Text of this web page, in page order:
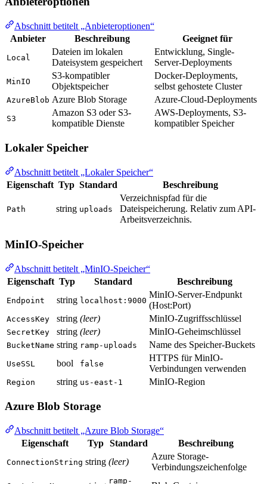
Abschnitt betitelt „Anbieteroptionen“
Anbieter
Beschreibung Geeignet für
Local
Dateien im lokalen
Dateisystem gespeichert
Entwicklung, Single-
Server-Deployments
MinIO
S3-kompatibler
Objektspeicher
Docker-Deployments,
selbst gehostete Cluster
AzureBlob Azure Blob Storage Azure-Cloud-Deployments
S3
Amazon S3 oder S3-
kompatible Dienste
AWS-Deployments, S3-
kompatibler Speicher
Lokaler Speicher
Abschnitt betitelt „Lokaler Speicher“
Eigenschaft Typ Standard Beschreibung
Path string uploads
Verzeichnispfad für die
Dateispeicherung. Relativ zum API-
Arbeitsverzeichnis.
MinIO-Speicher
Abschnitt betitelt „MinIO-Speicher“
Eigenschaft Typ Standard Beschreibung
Endpoint string localhost:9000
MinIO-Server-Endpunkt
(Host:Port)
AccessKey string (leer) MinIO-Zugriffsschlüssel
SecretKey string (leer) MinIO-Geheimschlüssel
BucketName string ramp-uploads Name des Speicher-Buckets
UseSSL bool false
HTTPS für MinIO-
Verbindungen verwenden
Region string us-east-1 MinIO-Region
Azure Blob Storage
Abschnitt betitelt „Azure Blob Storage“
Eigenschaft
Typ Standard Beschreibung
ConnectionString string (leer)
Azure Storage-
Verbindungszeichenfolge
ramp-